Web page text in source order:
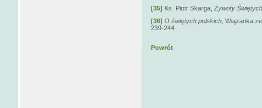
[35] Ks. Piotr Skarga, Żywoty
[36] O świętych polskich, Wiązanka
239-244
Powrót